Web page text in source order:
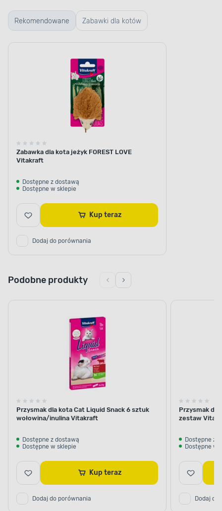
Rekomendowane Zabawki dla kotów
Zabawka dla kota jeżyk FOREST LOVE
Vitakraft
Dostępne z dostawą
Dostępne w sklepie
Kup teraz
Dodaj do porównania
Podobne produkty
Przysmak dla kota Cat Liquid Snack 6 sztuk
wołowina/inulina Vitakraft
Dostępne z dostawą
Dostępne w sklepie
Kup teraz
Dodaj do porównania
Przysmak
zestaw
Dostępne z
Dostępne w
Dodaj do